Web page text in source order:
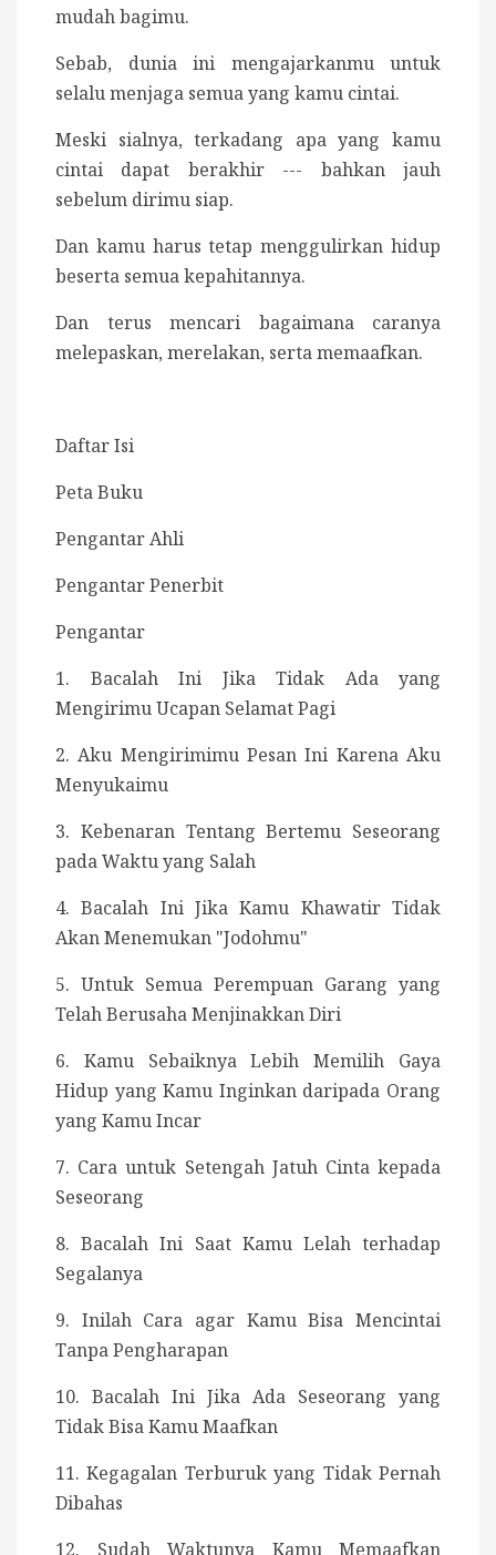
mudah bagimu.
Sebab, dunia ini mengajarkanmu untuk
selalu menjaga semua yang kamu cintai.
Meski sialnya, terkadang apa yang kamu
cintai dapat berakhir --- bahkan jauh
sebelum dirimu siap.
Dan kamu harus tetap menggulirkan hidup
beserta semua kepahitannya.
Dan terus mencari bagaimana caranya
melepaskan, merelakan, serta memaafkan.
Daftar Isi
Peta Buku
Pengantar Ahli
Pengantar Penerbit
Pengantar
1. Bacalah Ini Jika Tidak Ada yang
Mengirimu Ucapan Selamat Pagi
2. Aku Mengirimimu Pesan Ini Karena Aku
Menyukaimu
3. Kebenaran Tentang Bertemu Seseorang
pada Waktu yang Salah
4. Bacalah Ini Jika Kamu Khawatir Tidak
Akan Menemukan "Jodohmu"
5. Untuk Semua Perempuan Garang yang
Telah Berusaha Menjinakkan Diri
6. Kamu Sebaiknya Lebih Memilih Gaya
Hidup yang Kamu Inginkan daripada Orang
yang Kamu Incar
7. Cara untuk Setengah Jatuh Cinta kepada
Seseorang
8. Bacalah Ini Saat Kamu Lelah terhadap
Segalanya
9. Inilah Cara agar Kamu Bisa Mencintai
Tanpa Pengharapan
10. Bacalah Ini Jika Ada Seseorang yang
Tidak Bisa Kamu Maafkan
11. Kegagalan Terburuk yang Tidak Pernah
Dibahas
12. Sudah Waktunya Kamu Memaafkan